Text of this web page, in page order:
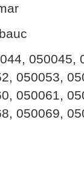
050045,
050053,
050061,
050069,